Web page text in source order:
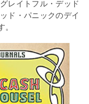
レイトフル・デッド
ド・パニックのデイ
。